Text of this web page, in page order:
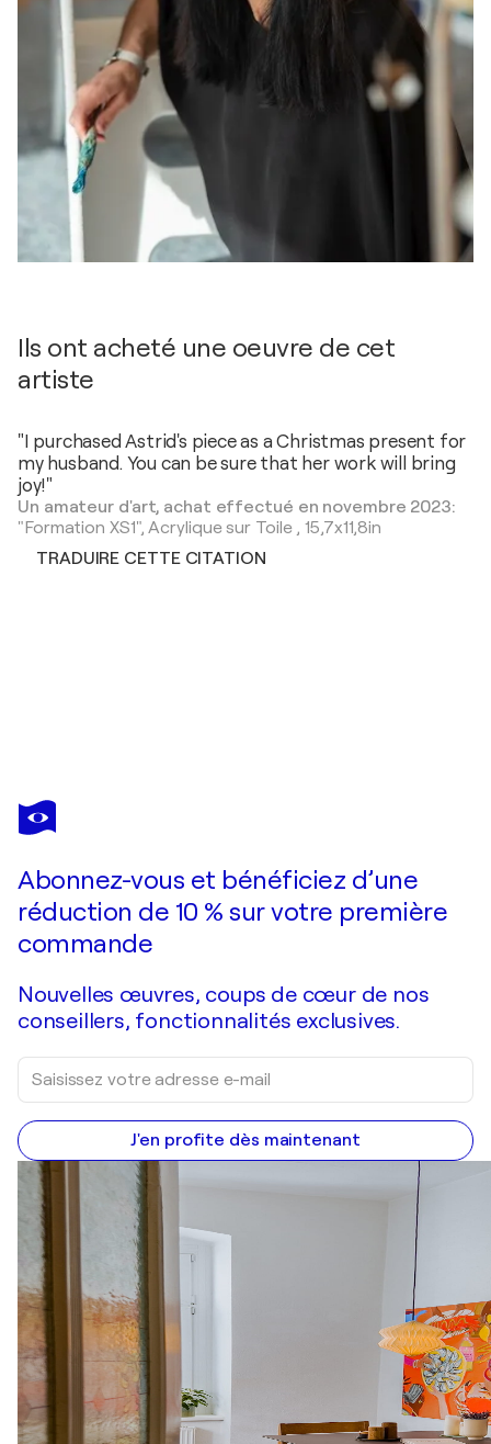
Ils ont acheté une oeuvre de cet
artiste
"I purchased Astrid's piece as a Christmas present for
my husband. You can be sure that her work will bring
joy!"
Un amateur d'art, achat effectué en novembre 2023:
"Formation XS1",Acrylique sur Toile,15,7x11,8in
TRADUIRE CETTE CITATION
ASTRID STOEPPEL
The Nature Field #4
Abonnez-vous et bénéficiez d’une
réduction de 10 % sur votre première
commande
Nouvelles œuvres, coups de cœur de nos
conseillers, fonctionnalités exclusives.
J'en profite dès maintenant